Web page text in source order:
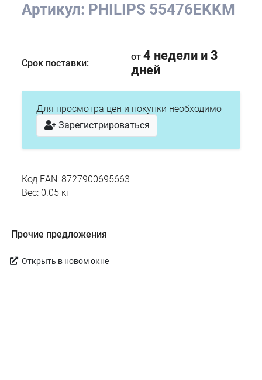
Артикул: PHILIPS 55476EKKM
Срок поставки:
от 4 недели и 3
дней
Для просмотра цен и покупки необходимо
Зарегистрироваться
Код EAN: 8727900695663
Вес: 0.05 кг
Прочие предложения
Открыть в новом окне